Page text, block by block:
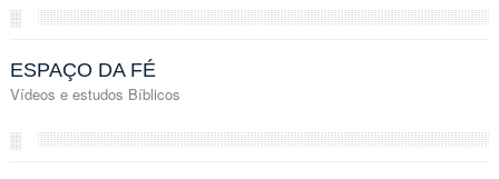
░
ESPAÇO DA FÉ
Vídeos e estudos Bíblicos
░